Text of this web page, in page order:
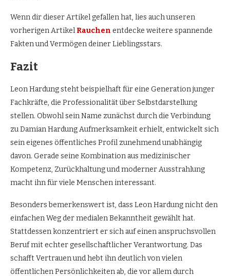
Wenn dir dieser Artikel gefallen hat, lies auch unseren
vorherigen Artikel Rauchen entdecke weitere spannende
Fakten und Vermögen deiner Lieblingsstars.
Fazit
Leon Hardung steht beispielhaft für eine Generation junger
Fachkräfte, die Professionalität über Selbstdarstellung
stellen. Obwohl sein Name zunächst durch die Verbindung
zu Damian Hardung Aufmerksamkeit erhielt, entwickelt sich
sein eigenes öffentliches Profil zunehmend unabhängig
davon. Gerade seine Kombination aus medizinischer
Kompetenz, Zurückhaltung und moderner Ausstrahlung
macht ihn für viele Menschen interessant.
Besonders bemerkenswert ist, dass Leon Hardung nicht den
einfachen Weg der medialen Bekanntheit gewählt hat.
Stattdessen konzentriert er sich auf einen anspruchsvollen
Beruf mit echter gesellschaftlicher Verantwortung. Das
schafft Vertrauen und hebt ihn deutlich von vielen
öffentlichen Persönlichkeiten ab, die vor allem durch